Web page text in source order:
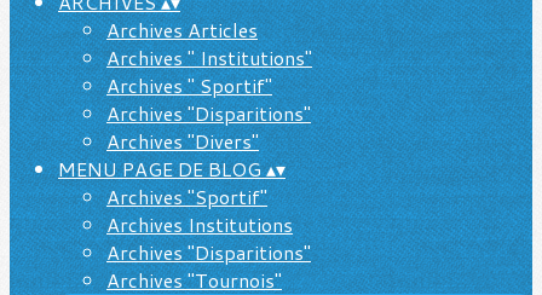
Archives Articles
Archives " Institutions"
Archives " Sportif"
Archives "Disparitions"
Archives "Divers"
MENU PAGE DE BLOG▴▾
Archives "Sportif"
Archives Institutions
Archives "Disparitions"
Archives "Tournois"